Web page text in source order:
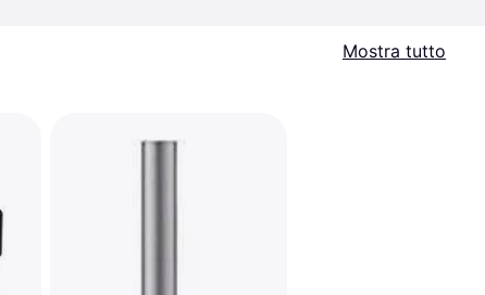
Mostra tutto